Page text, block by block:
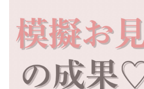
しいものが大好きで、休…